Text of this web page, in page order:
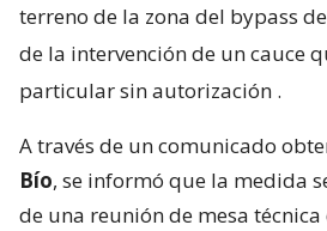
terreno de la zona del bypass
de la intervención de un cauce
particular sin autorización .
A través de un comunicado
Bío, se informó que la medida
de una reunión de mesa